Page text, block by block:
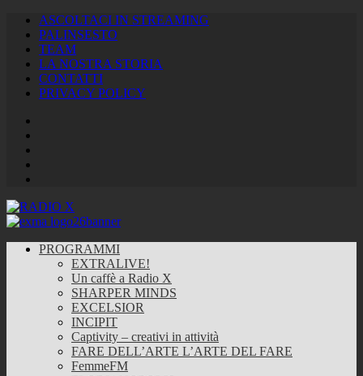
ASCOLTACI IN STREAMING
PALINSESTO
TEAM
LA NOSTRA STORIA
CONTATTI
PRIVACY POLICY
PROGRAMMI
EXTRALIVE!
Un caffè a Radio X
SHARPER MINDS
EXCELSIOR
INCIPIT
Captivity – creativi in attività
FARE DELL’ARTE L’ARTE DEL FARE
FemmeFM